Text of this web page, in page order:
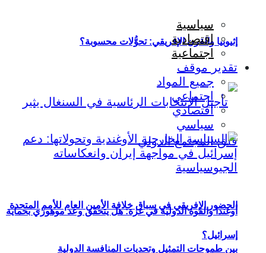
إثيوبيا والقرن الإفريقي: تحوُّلات محسوبة؟
الحضور الإفريقي في سباق خلافة الأمين العام للأمم المتحدة
بين طموحات التمثيل وتحديات المنافسة الدولية
سياسية
اقتصادية
اجتماعية
تقدير موقف
جميع المواد
اجتماعي
اقتصادي
سياسي
أوغندا والقوة الدولية في غزة: هل يتحقق وعد موهوزي بحماية
إسرائيل؟